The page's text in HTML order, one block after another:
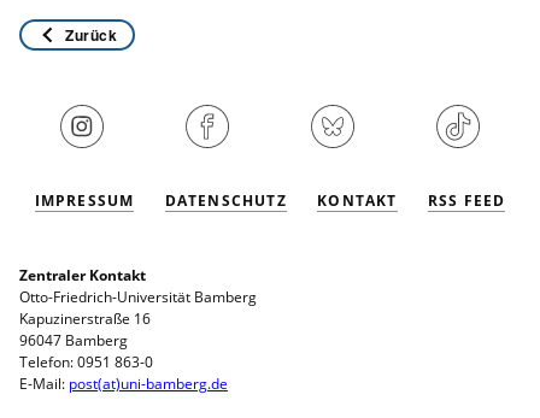
Zurück
IMPRESSUM DATENSCHUTZ KONTAKT RSS FEED
Zentraler Kontakt
Otto-Friedrich-Universität Bamberg
Kapuzinerstraße 16
96047 Bamberg
Telefon: 0951 863-0
E-Mail: post(at)uni-bamberg.de